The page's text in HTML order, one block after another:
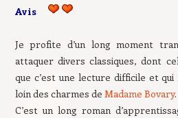
Avis
Je profite d’un long moment
attaquer divers classiques, dont
que c’est une lecture difficile et qui
loin des charmes de Madame Bovary.
C’est un long roman